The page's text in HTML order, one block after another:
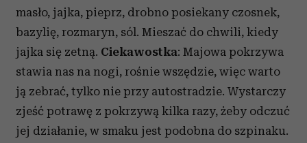
masło, jajka, pieprz, drobno posiekany czosnek,
bazylię, rozmaryn, sól. Mieszać do chwili, kiedy
jajka się zetną. Ciekawostka: Majowa pokrzywa
stawia nas na nogi, rośnie wszędzie, więc warto
ją zebrać, tylko nie przy autostradzie. Wystarczy
zjeść potrawę z pokrzywą kilka razy, żeby odczuć
jej działanie, w smaku jest podobna do szpinaku.